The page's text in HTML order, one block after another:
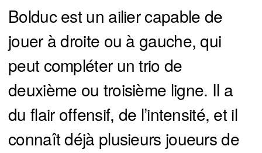
Bolduc est un ailier capable de
jouer à droite ou à gauche, qui
peut compléter un trio de
deuxième ou troisième ligne. Il a
du flair offensif, de l’intensité, et il
connaît déjà plusieurs joueurs de